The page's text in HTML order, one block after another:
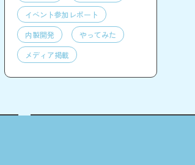
イベント参加レポート
内製開発
やってみた
メディア掲載